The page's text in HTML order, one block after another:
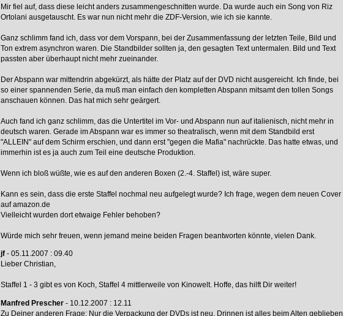
Mir fiel auf, dass diese leicht anders zusammengeschnitten wurde. Da wurde auch ein Song von Riz
Ortolani ausgetauscht. Es war nun nicht mehr die ZDF-Version, wie ich sie kannte.
Ganz schlimm fand ich, dass vor dem Vorspann, bei der Zusammenfassung der letzten Teile, Bild und
Ton extrem asynchron waren. Die Standbilder sollten ja, den gesagten Text untermalen. Bild und Text
passten aber überhaupt nicht mehr zueinander.
Der Abspann war mittendrin abgekürzt, als hätte der Platz auf der DVD nicht ausgereicht. Ich finde, bei
so einer spannenden Serie, da muß man einfach den kompletten Abspann mitsamt den tollen Songs
anschauen können. Das hat mich sehr geärgert.
Auch fand ich ganz schlimm, das die Untertitel im Vor- und Abspann nun auf italienisch, nicht mehr in
deutsch waren. Gerade im Abspann war es immer so theatralisch, wenn mit dem Standbild erst
"ALLEIN" auf dem Schirm erschien, und dann erst "gegen die Mafia" nachrückte. Das hatte etwas, und
immerhin ist es ja auch zum Teil eine deutsche Produktion.
Wenn ich bloß wüßte, wie es auf den anderen Boxen (2.-4. Staffel) ist, wäre super.
Kann es sein, dass die erste Staffel nochmal neu aufgelegt wurde? Ich frage, wegen dem neuen Cover
auf amazon.de
Vielleicht wurden dort etwaige Fehler behoben?
Würde mich sehr freuen, wenn jemand meine beiden Fragen beantworten könnte, vielen Dank.
jf- 05.11.2007 : 09.40
Lieber Christian,
Staffel 1 - 3 gibt es von Koch, Staffel 4 mittlerweile von Kinowelt. Hoffe, das hilft Dir weiter!
Manfred Prescher- 10.12.2007 : 12.11
Zu Deiner anderen Frage: Nur die Verpackung der DVDs ist neu. Drinnen ist alles beim Alten geblieben